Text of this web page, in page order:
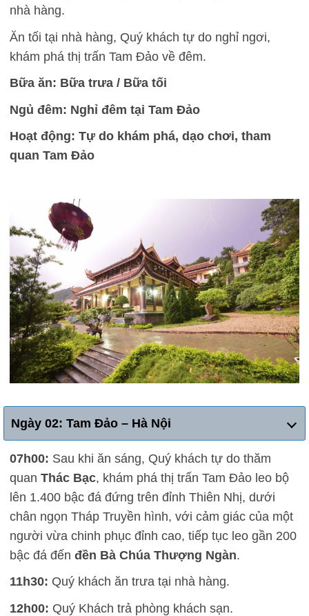
nhà hàng.
Ăn tối tại nhà hàng, Quý khách tự do nghỉ ngơi,
khám phá thị trấn Tam Đảo về đêm.
Bữa ăn: Bữa trưa / Bữa tối
Ngủ đêm: Nghỉ đêm tại Tam Đảo
Hoạt động: Tự do khám phá, dạo chơi, tham
quan Tam Đảo
Ngày 02: Tam Đảo – Hà Nội
07h00: Sau khi ăn sáng, Quý khách tự do thăm
quan Thác Bạc, khám phá thị trấn Tam Đảo leo bộ
lên 1.400 bậc đá đứng trên đỉnh Thiên Nhị, dưới
chân ngọn Tháp Truyền hình, với cảm giác của một
người vừa chinh phục đỉnh cao, tiếp tục leo gần 200
bậc đá đến đền Bà Chúa Thượng Ngàn.
11h30: Quý khách ăn trưa tại nhà hàng.
12h00: Quý Khách trả phòng khách sạn.